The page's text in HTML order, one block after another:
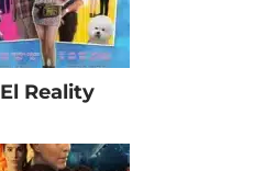
El Reality